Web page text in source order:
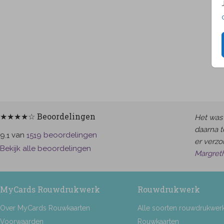
★★★★☆ Beoordelingen
9.1 van 1519 beoordelingen
Bekijk alle beoordelingen
Het
daarna
er
MyCards Rouwdrukwerk
Over MyCards Rouwkaarten
Voorwaarden
Rouwdrukwerk
Alle soorten
Rouwkaarten